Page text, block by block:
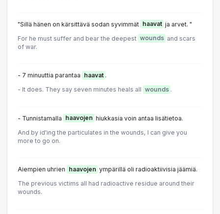
"Sillä hänen on kärsittävä sodan syvimmät haavat ja arvet. "
For he must suffer and bear the deepest wounds and scars
of war.
- 7 minuuttia parantaa haavat .
- It does. They say seven minutes heals all wounds .
- Tunnistamalla haavojen hiukkasia voin antaa lisätietoa.
And by id'ing the particulates in the wounds, I can give you
more to go on.
Aiempien uhrien haavojen ympärillä oli radioaktiivisia jäämiä.
The previous victims all had radioactive residue around their
wounds.